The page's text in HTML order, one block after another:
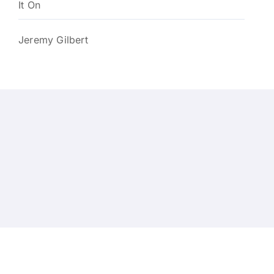
It On
Jeremy Gilbert